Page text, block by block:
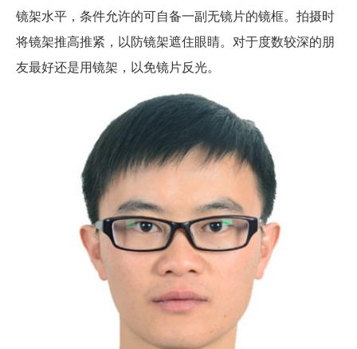
镜架水平，条件允许的可自备一副无镜片的镜框。拍摄时
将镜架推高推紧，以防镜架遮住眼睛。对于度数较深的朋
友最好还是用镜架，以免镜片反光。